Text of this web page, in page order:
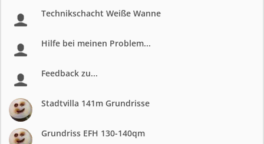
Technikschacht Weiße Wanne
Hilfe bei meinen Problem...
Feedback zu...
Stadtvilla 141m Grundrisse
Grundriss EFH 130-140qm